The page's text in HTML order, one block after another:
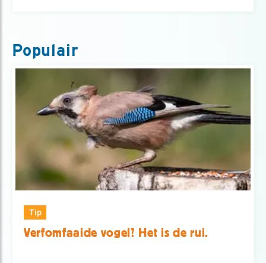
Populair
Tip
Verfomfaaide vogel? Het is de rui.